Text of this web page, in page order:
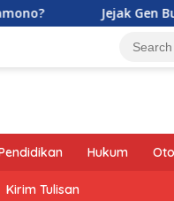
Jejak Gen Buka
Hukum
Kirim Tulisan